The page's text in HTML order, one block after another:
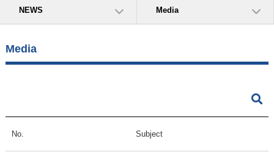
NEWS Media
Media
No. Subject